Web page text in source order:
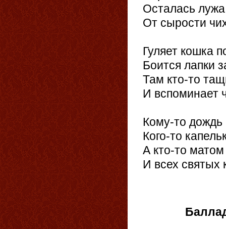
Осталась лужа
От сырости
Гуляет кошка
Боится лапки
Там кто-то
И вспоминает
Кому-то дождь
Кого-то
А кто-то матом
И всех святых